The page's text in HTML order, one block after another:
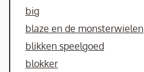
big
blaze en de monsterwielen
blikken speelgoed
blokker